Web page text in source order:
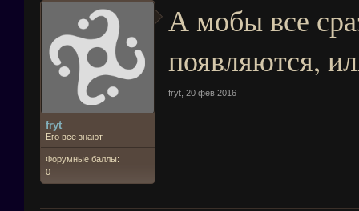
fryt
Его все знают
Форумные баллы:
0
А мобы все
появляются,
fryt 20 фев 2016